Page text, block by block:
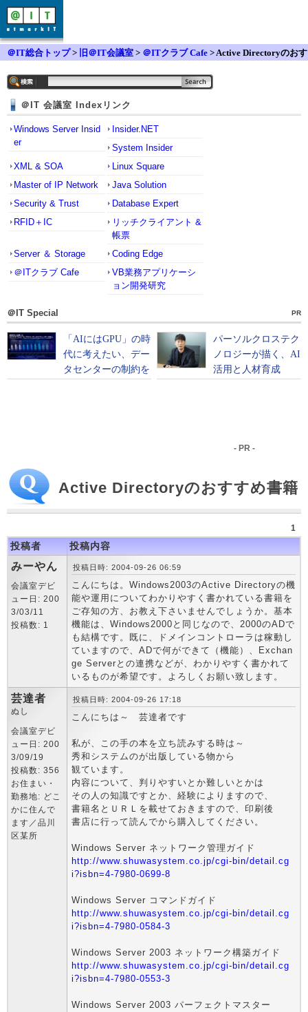
＠IT総合トップ> 旧＠IT会議室 > ＠ITクラブ Cafe > Active Directoryのおす
＠IT 会議室 Indexリンク
Windows Server Insid
er
Insider.NET
System Insider
XML & SOA
Linux Square
Master of IP Network
Java Solution
Security & Trust
Database Expert
RFID＋IC
リッチクライアント &
帳票
Server ＆ Storage
Coding Edge
＠ITクラブ Cafe
VB業務アプリケーシ
ョン開発研究
＠IT Special PR
- PR -
Active Directoryのおすすめ書籍
1
投稿者 投稿内容
みーやん
会議室デビ
ュー日: 200
3/03/11
投稿数: 1
投稿日時: 2004-09-26 06:59
こんにちは。Windows2003のActive Directoryの機
能や運用についてわかりやすく書かれている書籍を
ご存知の方、お教え下さいませんでしょうか。基本
機能は、Windows2000と同じなので、2000のADで
も結構です。既に、ドメインコントローラは稼動し
ていますので、ADで何ができて（機能）、Exchan
ge Serverとの連携などが、わかりやすく書かれて
いるものが希望です。よろしくお願い致します。
芸達者
ぬし
会議室デビ
ュー日: 200
3/09/19
投稿数: 356
お住まい・
勤務地: どこ
かに住んで
ます／品川
区某所
投稿日時: 2004-09-26 17:18
こんにちは～ 芸達者です
私が、この手の本を立ち読みする時は～
秀和システムのが出版している物から
観ています。
内容について、判りやすいとか難しいとかは
その人の知識ですとか、経験によりますので、
書籍名とＵＲＬを載せておきますので、印刷後
書店に行って読んでから購入してください。
Windows Server ネットワーク管理ガイド
http://www.shuwasystem.co.jp/cgi-bin/detail.cg
i?isbn=4-7980-0699-8
Windows Server コマンドガイド
http://www.shuwasystem.co.jp/cgi-bin/detail.cg
i?isbn=4-7980-0584-3
Windows Server 2003 ネットワーク構築ガイド
http://www.shuwasystem.co.jp/cgi-bin/detail.cg
i?isbn=4-7980-0553-3
Windows Server 2003 パーフェクトマスター